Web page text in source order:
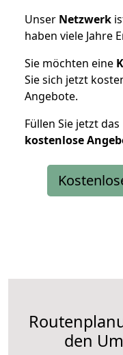
Unser Netzwerk
haben viele Jahre
Sie möchten eine
Sie sich jetzt
Angebote.
Füllen Sie jetzt
kostenlose
den